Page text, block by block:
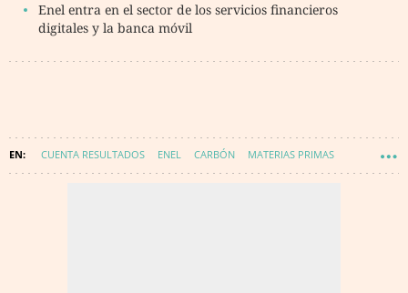
Enel entra en el sector de los servicios financieros
digitales y la banca móvil
CUENTA RESULTADOS ENEL CARBÓN MATERIAS PRIMAS